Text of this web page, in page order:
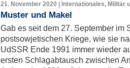
21. November 2020 | Internationales, Militär
Muster und Makel
Gab es seit dem 27. September im
postsowjetischen Kriege, wie sie
UdSSR Ende 1991 immer wieder
ersten Schlagabtausch zwischen